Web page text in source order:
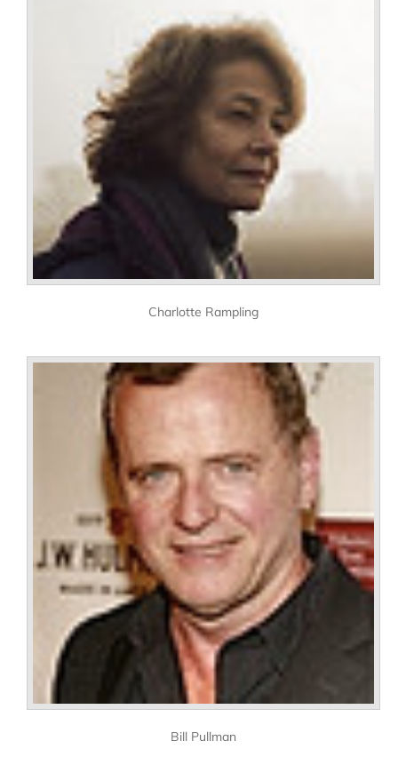
Charlotte Rampling
Bill Pullman